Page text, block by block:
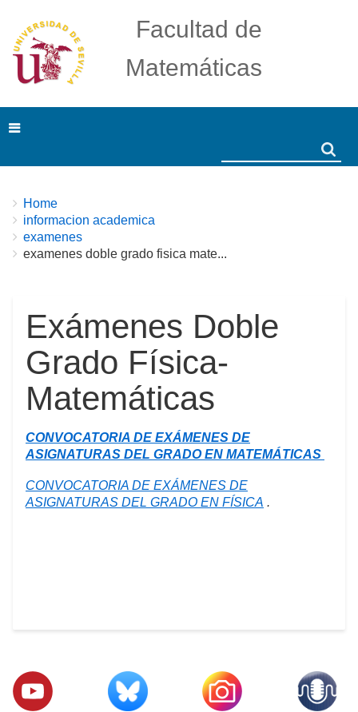
Facultad de
Matemáticas
Breadcrumbs
You
are
here:
Home
informacion academica
examenes
examenes doble grado fisica mate...
Exámenes Doble
Grado Física-
Matemáticas
CONVOCATORIA DE EXÁMENES DE
ASIGNATURAS DEL GRADO EN MATEMÁTICAS
CONVOCATORIA DE EXÁMENES DE
ASIGNATURAS DEL GRADO EN FÍSICA .